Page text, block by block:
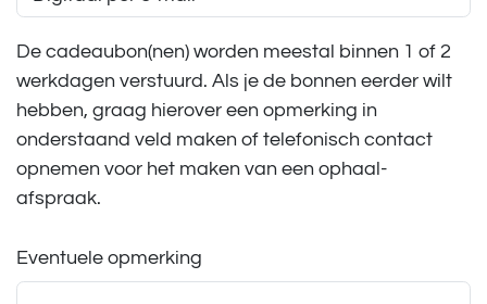
De cadeaubon(nen) worden meestal binnen 1 of 2
werkdagen verstuurd. Als je de bonnen eerder wilt
hebben, graag hierover een opmerking in
onderstaand veld maken of telefonisch contact
opnemen voor het maken van een ophaal-
afspraak.
Eventuele opmerking